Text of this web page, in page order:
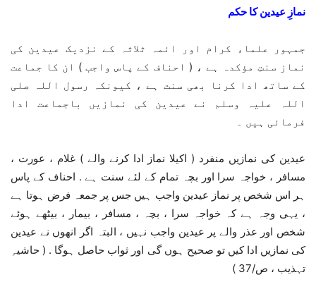
نمازِ عیدین کا حکم
جمہور علماء کرام اور ائمہ ثلاثہ کے نزدیک عیدین کی
نماز سنتِ مؤکدہ ہے ، ( احناف کے پاس واجب ) ان کا جماعت
کے ساتھ ادا کرنا بھی سنت ہے ، کیونکہ رسول اللہ صلی
اللہ علیہ وسلم نے عیدین کی نمازیں باجماعت ادا
فرمائی ہیں ۔
عیدین کی نمازیں منفرد ( اکیلا نماز ادا کرنے والے ) غلام ، عورت ،
مسافر ، خواجہ سرا اور بچہ تمام کے لئے سنت ہے . احناف کے پاس
ہر اس شخص پر نماز عیدین واجب ہیں جس پر جمعہ فرض ہوتا ہے
، یہی وجہ ہے کہ خواجہ سرا ، بچہ ، مسافر ، بیمار ، بیٹھے ہوئے
شخص اور عذر والے پر عیدین واجب نہیں ، البتہ اگر انھوں نے عیدین
کی نمازیں ادا کیں تو صحیح ہوں گی اور ثواب حاصل ہوگا . ( حاشیہِ
تہذیب ، ص/37 )